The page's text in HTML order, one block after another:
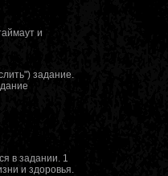
и
задание.
в задании. 1
и здоровья.